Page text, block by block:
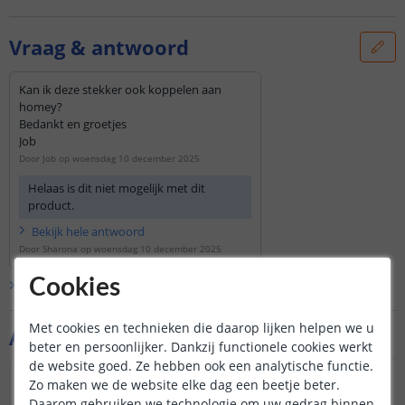
Aanvullende producten
NIEUW VOORDEELSET
Vraag & antwoord
Kan ik deze stekker ook koppelen aan
homey?
Bedankt en groetjes
Job
Door Job op woensdag 10 december 2025
Helaas is dit niet mogelijk met dit
product.
Bekijk hele antwoord
Door Sharona op woensdag 10 december 2025
Bekijk alle Vraag & antwoord
Cookies
Met cookies en technieken die daarop lijken helpen we u
beter en persoonlijker. Dankzij functionele cookies werkt
de website goed. Ze hebben ook een analytische functie.
Zo maken we de website elke dag een beetje beter.